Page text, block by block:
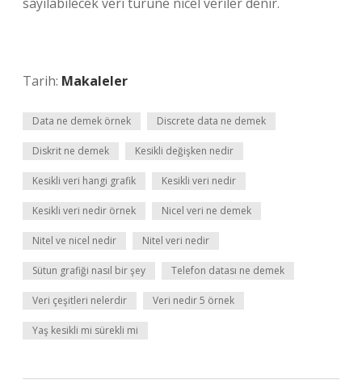
Tarih: Makaleler
Data ne demek örnek Discrete data ne demek
Diskrit ne demek Kesikli değişken nedir
Kesikli veri hangi grafik Kesikli veri nedir
Kesikli veri nedir örnek Nicel veri ne demek
Nitel ve nicel nedir Nitel veri nedir
Sütun grafiği nasıl bir şey Telefon datası ne demek
Veri çeşitleri nelerdir Veri nedir 5 örnek
Yaş kesikli mi sürekli mi